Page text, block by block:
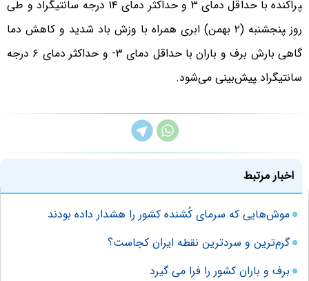
‍‍پراکنده با حداقل دمای ۳ و حداکثر دمای ۱۴ درجه سانتیگراد و طی
روز ‍‍پنجشنبه (۲ بهمن) ابری همراه با وزش باد شدید و کاهش دما
گاهی بارش برف و باران با حداقل دمای ۳- و حداکثر دمای ۶ درجه
سانتیگراد ‍‍پیش‌بینی می‌شود.
اخبار مرتبط
موش‌هایی که سرمای کُشنده کشور را هشدار داده بودند
گرم‌ترین و سردترین نقطه ایران کجاست؟
برف و باران کشور را فرا می گیرد